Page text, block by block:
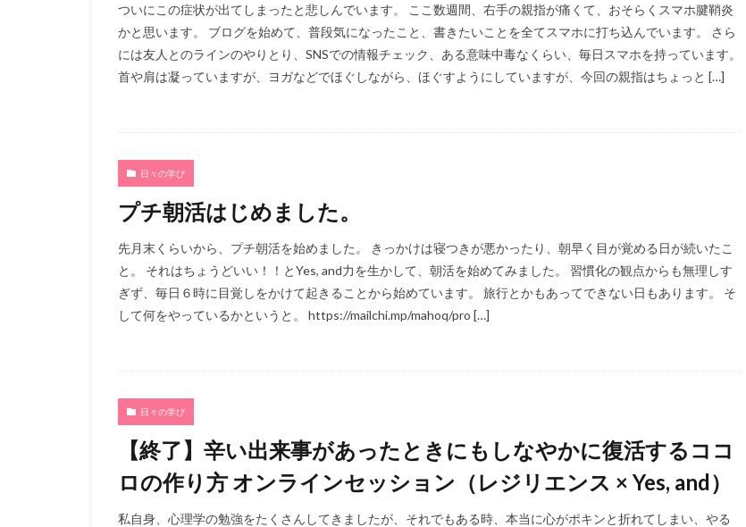
ついにこの症状が出てしまったと悲しんでいます。 ここ数週間、右手の親指が痛くて、おそらくスマホ腱鞘炎
かと思います。 ブログを始めて、普段気になったこと、書きたいことを全てスマホに打ち込んでいます。 さら
には友人とのラインのやりとり、SNSでの情報チェック、ある意味中毒なくらい、毎日スマホを持っています。
首や肩は凝っていますが、ヨガなどでほぐしながら、ほぐすようにしていますが、今回の親指はちょっと […]
日々の学び
プチ朝活はじめました。
先月末くらいから、プチ朝活を始めました。 きっかけは寝つきが悪かったり、朝早く目が覚める日が続いたこ
と。 それはちょうどいい！！とYes, and力を生かして、朝活を始めてみました。 習慣化の観点からも無理しす
ぎず、毎日６時に目覚しをかけて起きることから始めています。 旅行とかもあってできない日もあります。 そ
して何をやっているかというと。 https://mailchi.mp/mahoq/pro […]
日々の学び
【終了】辛い出来事があったときにもしなやかに復活するココ
ロの作り方 オンラインセッション（レジリエンス × Yes, and）
私自身、心理学の勉強をたくさんしてきましたが、それでもある時、本当に心がポキンと折れてしまい、やる